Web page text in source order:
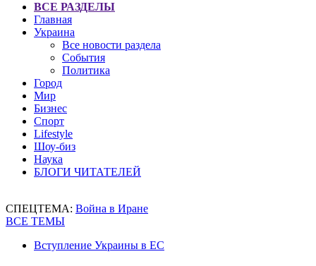
ВСЕ РАЗДЕЛЫ
Главная
Украина
Все новости раздела
События
Политика
Город
Мир
Бизнес
Спорт
Lifestyle
Шоу-биз
Наука
БЛОГИ ЧИТАТЕЛЕЙ
СПЕЦТЕМА: Война в Иране
ВСЕ ТЕМЫ
Вступление Украины в ЕС